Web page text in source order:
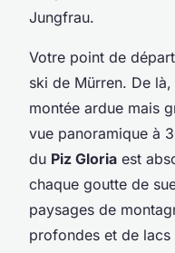
Jungfrau.
Votre point de
ski de Mürren. De
montée ardue mais
vue panoramique à
du Piz Gloria est
chaque goutte de
paysages de
profondes et de lacs